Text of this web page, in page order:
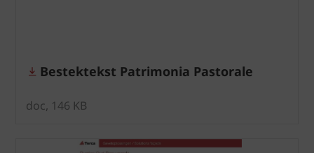
Bestektekst Patrimonia Pastorale
doc, 146 KB